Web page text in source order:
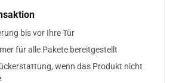
bis vor Ihre Tür
für alle Pakete bereitgestellt
wenn das Produkt nicht